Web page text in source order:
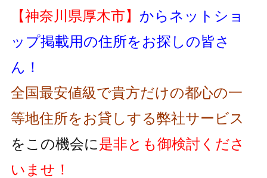
【神奈川県厚木市】 からネットショ
ップ掲載用の住所をお探しの皆さ
ん！
全国最安値級で貴方だけの都心の一
等地住所をお貸しする弊社サービス
をこの機会に是非とも御検討くださ
いませ！